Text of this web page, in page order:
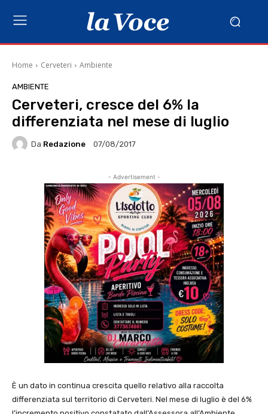
Home Cerveteri Ambiente
AMBIENTE
Cerveteri, cresce del 6% la
differenziata nel mese di luglio
Da Redazione 07/08/2017
- Advertisement -
È un dato in continua crescita quello relativo alla raccolta
differenziata sul territorio di Cerveteri. Nel mese di luglio è del 6%